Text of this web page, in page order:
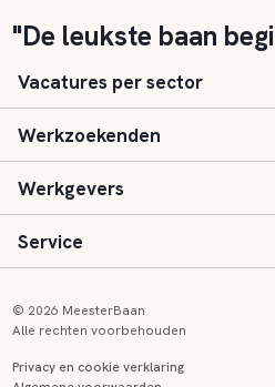
"De leukste baan
Vacatures per sector
Basisonderwijs
Speciaal (basis) onderwijs
Voortgezet onderwijs
Werkzoekenden
Aanmelden
Vacatures
Werkgevers
Inloggen
Service
© 2026 MeesterBaan
Alle rechten voorbehouden
Privacy en cookie verklaring